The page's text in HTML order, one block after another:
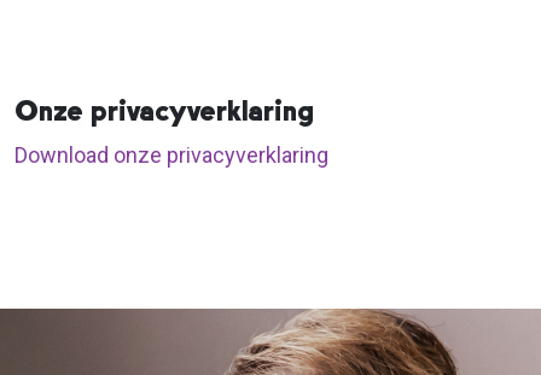
Onze privacyverklaring
Download onze privacyverklaring